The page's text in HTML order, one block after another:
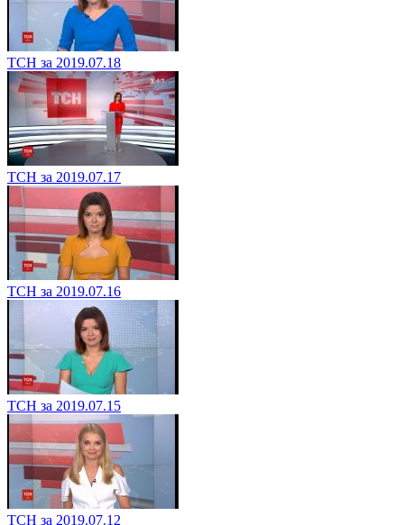
ТСН за 2019.07.18
ТСН за 2019.07.17
ТСН за 2019.07.16
ТСН за 2019.07.15
ТСН за 2019.07.12